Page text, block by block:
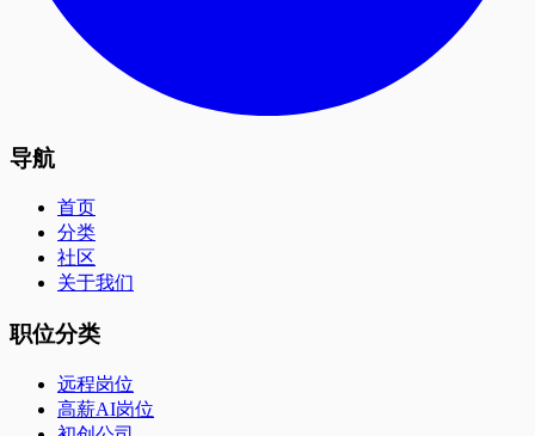
导航
首页
分类
社区
关于我们
职位分类
远程岗位
高薪AI岗位